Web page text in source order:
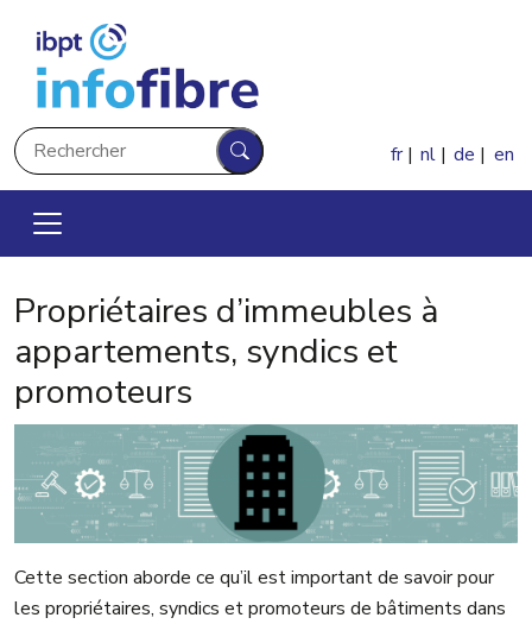
Rechercher
Rechercher
fr nl de en
Propriétaires d’immeubles à
appartements, syndics et
promoteurs
Cette section aborde ce qu’il est important de savoir pour
les propriétaires, syndics et promoteurs de bâtiments dans